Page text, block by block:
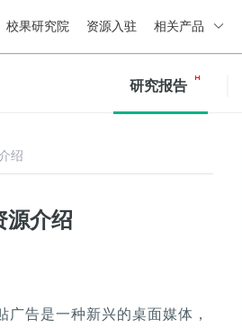
校果研究院 资源入驻 相关产品
研究报告
绍
源介绍
告是一种新兴的桌面媒体，